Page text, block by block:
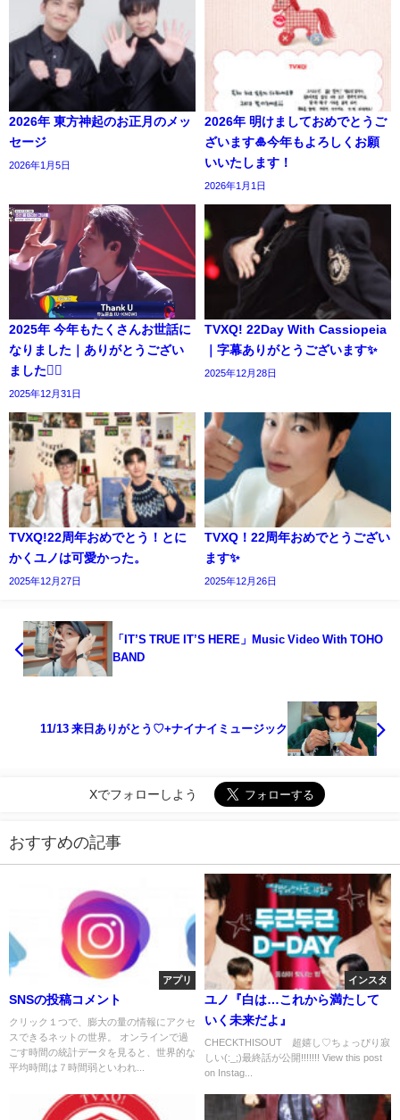
2026年 東方神起のお正月のメッ
セージ
2026年1月5日
2026年 明けましておめでとうご
ざいます🎍今年もよろしくお願
いいたします！
2026年1月1日
2025年 今年もたくさんお世話に
なりました｜ありがとうござい
ました🙇‍♀️
2025年12月31日
TVXQ! 22Day With Cassiopeia
｜字幕ありがとうございます✨️
2025年12月28日
TVXQ!22周年おめでとう！とに
かくユノは可愛かった。
2025年12月27日
TVXQ！22周年おめでとうござい
ます✨️
2025年12月26日
「IT’S TRUE IT’S HERE」Music Video With TOHO
BAND
11/13 来日ありがとう♡+ナイナイミュージック
Xでフォローしよう
おすすめの記事
アプリ
SNSの投稿コメント
クリック１つで、膨大の量の情報にアクセ
スできるネットの世界。 オンラインで過
ごす時間の統計データを見ると、世界的な
平均時間は７時間弱といわれ...
インスタ
ユノ『白は…これから満たして
いく未来だよ』
CHECKTHISOUT 超嬉し♡ちょっぴり寂
しい(:_;)最終話が公開!!!!!!! View this post
on Instag...